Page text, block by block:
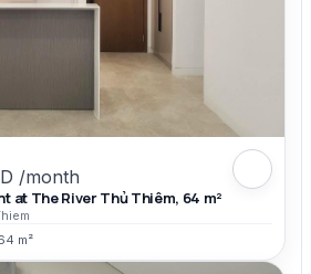
/month
at The River Thủ Thiêm, 64 m²
m²